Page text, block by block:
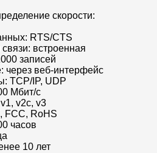
скорости:
RTS/CTS
встроенная
записей
через веб-интерфейс
TCP/IP, UDP
Мбит/с
v2c, v3
FCC, RoHS
часов
10 лет